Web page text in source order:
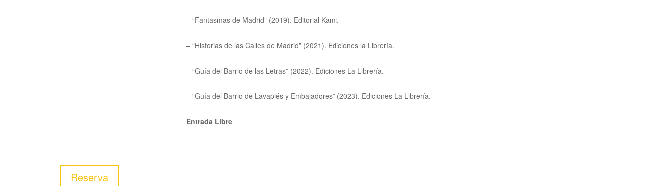
– “Fantasmas de Madrid” (2019). Editorial Kami.
– “Historias de las Calles de Madrid” (2021). Ediciones la Librería.
– “Guía del Barrio de las Letras” (2022). Ediciones La Librería.
– “Guía del Barrio de Lavapiés y Embajadores” (2023). Ediciones La Librería.
Entrada Libre
Reserva